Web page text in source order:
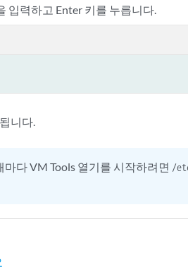
입력하고 Enter 키를 누릅니다.
니다.
마다 VM Tools 열기를 시작하려면 /